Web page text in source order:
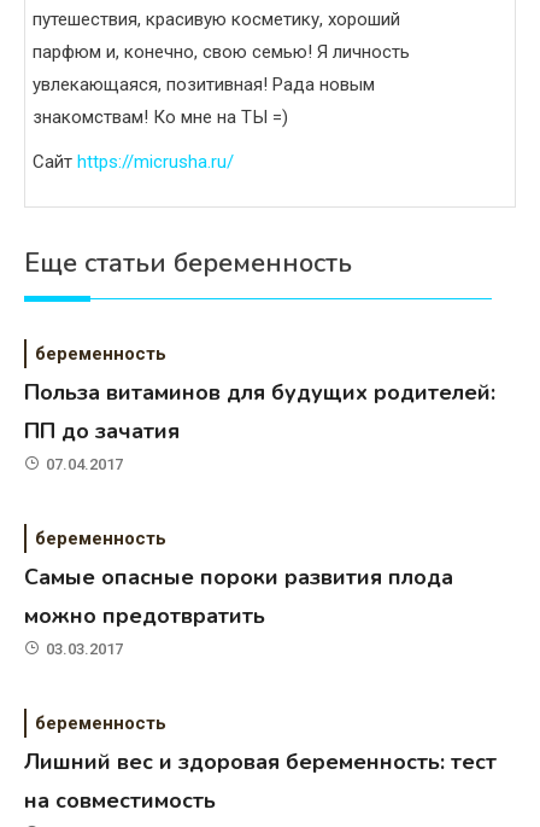
путешествия, красивую косметику, хороший
парфюм и, конечно, свою семью! Я личность
увлекающаяся, позитивная! Рада новым
знакомствам! Ко мне на ТЫ =)
Сайт https://micrusha.ru/
Еще статьи беременность
беременность
Польза витаминов для будущих родителей:
ПП до зачатия
07.04.2017
беременность
Самые опасные пороки развития плода
можно предотвратить
03.03.2017
беременность
Лишний вес и здоровая беременность: тест
на совместимость